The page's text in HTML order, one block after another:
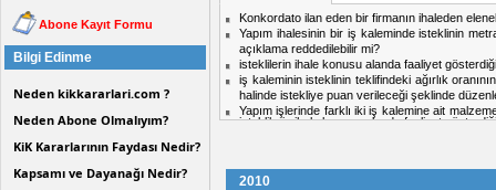
Abone Kayıt Formu
Bilgi Edinme
Neden kikkararlari.com ?
Neden Abone Olmalıyım?
KiK Kararlarının Faydası Nedir?
Kapsamı ve Dayanağı Nedir?
isteklilerin ihale konusu alanda faaliyet
Aynı ihalede iki firmadan birinin doküman
midir?
Hizmet işlerinde işin tamamlandığı tarih ile
ihale komisyon kararı için karşı oy kullanan
Personel taşıma ihalesinde, kesin teminat
Konkordato ilan eden bir firmanın ihaleden
2010